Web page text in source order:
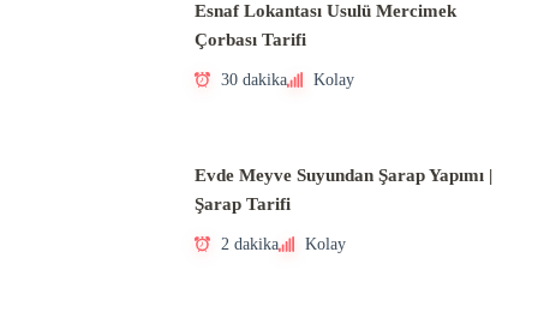
Esnaf Lokantası Usulü Mercimek
Çorbası Tarifi
30 dakika Kolay
Evde Meyve Suyundan Şarap Yapımı |
Şarap Tarifi
2 dakika Kolay